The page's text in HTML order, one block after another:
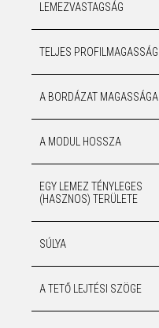
LEMEZVASTAGSÁG
TELJES PROFILMAGASSÁG
A BORDÁZAT MAGASSÁGA
A MODUL HOSSZA
EGY LEMEZ TÉNYLEGES
(HASZNOS) TERÜLETE
SÚLYA
A TETŐ LEJTÉSI SZÖGE